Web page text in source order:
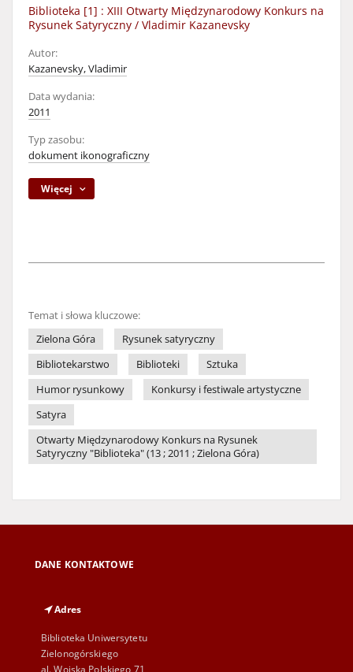
Biblioteka [1] : XIII Otwarty Międzynarodowy Konkurs na
Rysunek Satyryczny / Vladimir Kazanevsky
Autor:
Kazanevsky, Vladimir
Data wydania:
2011
Typ zasobu:
dokument ikonograficzny
Więcej
Temat i słowa kluczowe:
Zielona Góra
Rysunek satyryczny
Bibliotekarstwo
Biblioteki
Sztuka
Humor rysunkowy
Konkursy i festiwale artystyczne
Satyra
Otwarty Międzynarodowy Konkurs na Rysunek
Satyryczny "Biblioteka" (13 ; 2011 ; Zielona Góra)
DANE KONTAKTOWE
Adres
Biblioteka Uniwersytetu
Zielonogórskiego
al. Wojska Polskiego 71